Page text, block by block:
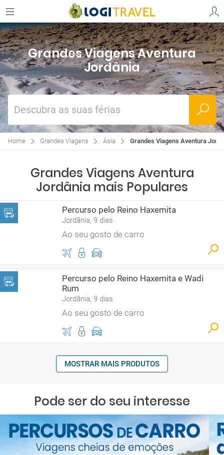
Grandes Viagens Aventura
Jordânia
Descubra as suas férias
Home Grandes Viagens Ásia Grandes Viagens Aventura
Grandes Viagens Aventura
Jordânia mais Populares
Percurso pelo Reino Haxemita
Jordânia, 9 dias
Ao seu gosto de carro
Percurso pelo Reino Haxemita e Wadi
Rum
Jordânia, 9 dias
Ao seu gosto de carro
MOSTRAR MAIS PRODUTOS
Pode ser do seu interesse